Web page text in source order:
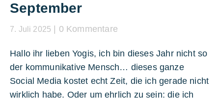
September
7. Juli 2025 0 Kommentare
Hallo ihr lieben Yogis, ich bin dieses Jahr nicht so
der kommunikative Mensch… dieses ganze
Social Media kostet echt Zeit, die ich gerade nicht
wirklich habe. Oder um ehrlich zu sein: die ich